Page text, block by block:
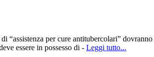
per cure antitubercolari”
essere in possesso di - Leggi tutto...